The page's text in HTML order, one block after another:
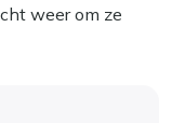
weer om ze